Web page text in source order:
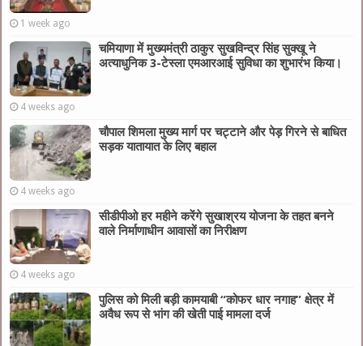
1 week ago
चमियाणा में मुख्यमंत्री ठाकुर सुखविन्द्र सिंह सुक्खू ने
अत्याधुनिक 3-टेस्ला एमआरआई सुविधा का शुभारंभ किया।
4 weeks ago
चौपाल शिमला मुख्य मार्ग पर चट्टाने और पेड़ गिरने से बाधित
सड़क यातायात के लिए बहाल
4 weeks ago
सीडीपीओ हर महीने करेंगे सुखाश्रय योजना के तहत बनने
वाले निर्माणाधीन आवासों का निरीक्षण
4 weeks ago
पुलिस को मिली बड़ी कामयाबी “कोफर धार नगाह” क्षेत्र में
अवैध रूप से भांग की खेती पाई मामला दर्ज